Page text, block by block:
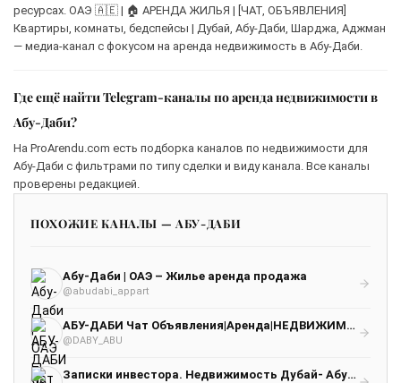
ресурсах. ОАЭ 🇦🇪 | 🏠 АРЕНДА ЖИЛЬЯ | [ЧАТ, ОБЪЯВЛЕНИЯ]
Квартиры, комнаты, бедспейсы | Дубай, Абу-Даби, Шарджа, Аджман
— медиа-канал с фокусом на аренда недвижимость в Абу-Даби.
Где ещё найти Telegram-каналы по аренда недвижимости в
Абу-Даби?
На ProArendu.com есть подборка каналов по недвижимости для
Абу-Даби с фильтрами по типу сделки и виду канала. Все каналы
проверены редакцией.
ПОХОЖИЕ КАНАЛЫ — АБУ-ДАБИ
Абу-Даби | ОАЭ – Жилье аренда продажа
@abudabi_appart
АБУ-ДАБИ Чат Объявления|Аренда|НЕДВИЖИМОСТЬ
@DABY_ABU
Записки инвестора. Недвижимость Дубай- Абу-Даби -Москва